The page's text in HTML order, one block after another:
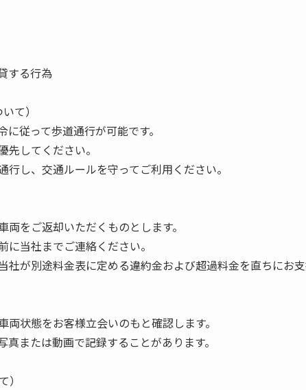
する行為
て）
従って歩道通行が可能です。
先してください。
し、交通ルールを守ってご利用ください。
をご返却いただくものとします。
当社までご連絡ください。
社が別途料金表に定める違約金および超過料金を直ちにお支
状態をお客様立会いのもと確認します。
または動画で記録することがあります。